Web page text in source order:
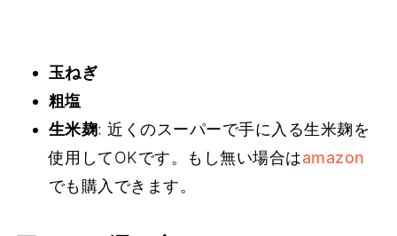
玉ねぎ
粗塩
生米麹: 近くのスーパーで手に入る生米麹を
使用してOKです。もし無い場合はamazon
でも購入できます。